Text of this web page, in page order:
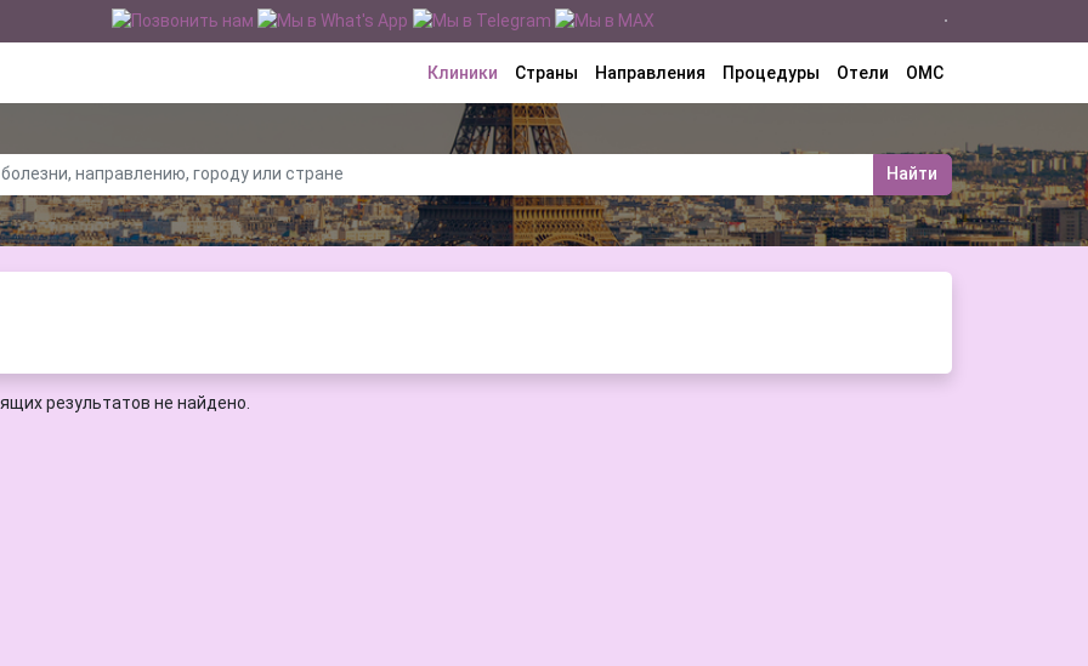
Клиники Страны Направления Процедуры Отели ОМС
Найти
результатов не найдено.